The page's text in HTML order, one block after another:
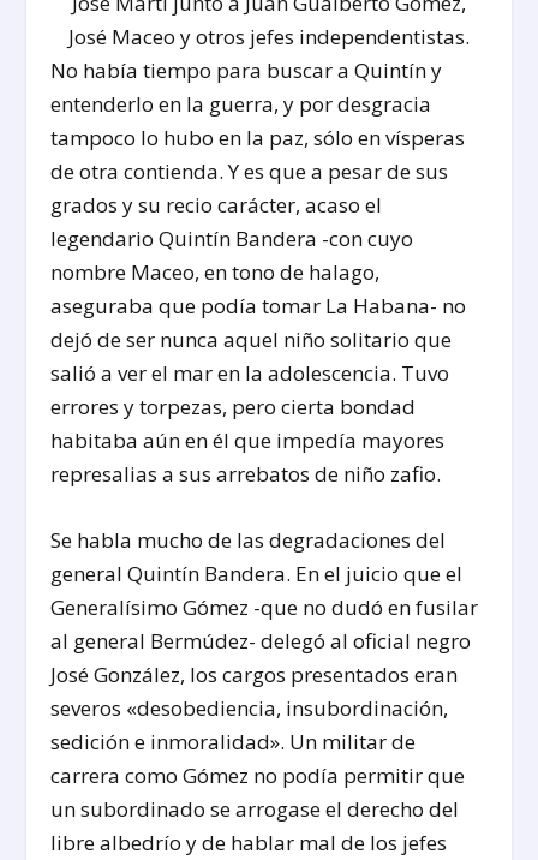
José Maceo y otros jefes independentistas.
No había tiempo para buscar a Quintín y
entenderlo en la guerra, y por desgracia
tampoco lo hubo en la paz, sólo en vísperas
de otra contienda. Y es que a pesar de sus
grados y su recio carácter, acaso el
legendario Quintín Bandera -con cuyo
nombre Maceo, en tono de halago,
aseguraba que podía tomar La Habana- no
dejó de ser nunca aquel niño solitario que
salió a ver el mar en la adolescencia. Tuvo
errores y torpezas, pero cierta bondad
habitaba aún en él que impedía mayores
represalias a sus arrebatos de niño zafio.
Se habla mucho de las degradaciones del
general Quintín Bandera. En el juicio que el
Generalísimo Gómez -que no dudó en fusilar
al general Bermúdez- delegó al oficial negro
José González, los cargos presentados eran
severos «desobediencia, insubordinación,
sedición e inmoralidad». Un militar de
carrera como Gómez no podía permitir que
un subordinado se arrogase el derecho del
libre albedrío y de hablar mal de los jefes